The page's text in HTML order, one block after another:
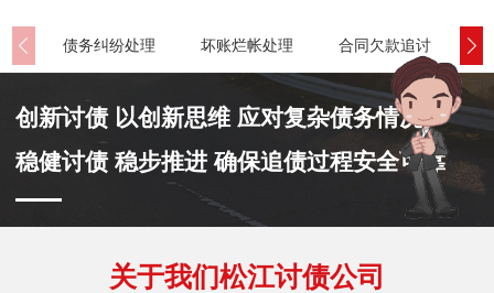
债务纠纷处理 坏账烂帐处理 合同欠款追讨
创新讨债 以创新思维 应对复杂债务情况
稳健讨债 稳步推进 确保追债过程安全可靠
关于我们松江讨债公司